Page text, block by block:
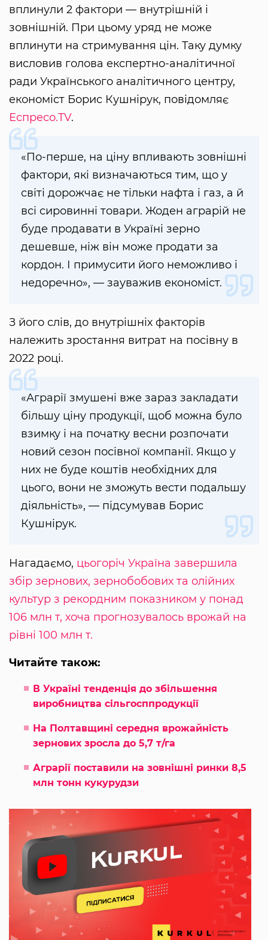
вплинули 2 фактори — внутрішній і
зовнішній. При цьому уряд не може
вплинути на стримування цін. Таку думку
висловив голова експертно-аналітичної
ради Українського аналітичного центру,
економіст Борис Кушнірук, повідомляє
Еспресо.TV.
«По-перше, на ціну впливають зовнішні
фактори, які визначаються тим, що у
світі дорожчає не тільки нафта і газ, а й
всі сировинні товари. Жоден аграрій не
буде продавати в Україні зерно
дешевше, ніж він може продати за
кордон. І примусити його неможливо і
недоречно», — зауважив економіст.
З його слів, до внутрішніх факторів
належить зростання витрат на посівну в
2022 році.
«Аграрії змушені вже зараз закладати
більшу ціну продукції, щоб можна було
взимку і на початку весни розпочати
новий сезон посівної компанії. Якщо у
них не буде коштів необхідних для
цього, вони не зможуть вести подальшу
діяльність», — підсумував Борис
Кушнірук.
Нагадаємо, цьогоріч Україна завершила
збір зернових, зернобобових та олійних
культур з рекордним показником у понад
106 млн т, хоча прогнозувалось врожай на
рівні 100 млн т.
Читайте також:
В Україні тенденція до збільшення
виробництва сільгосппродукції
На Полтавщині середня врожайність
зернових зросла до 5,7 т/га
Аграрії поставили на зовнішні ринки 8,5
млн тонн кукурудзи